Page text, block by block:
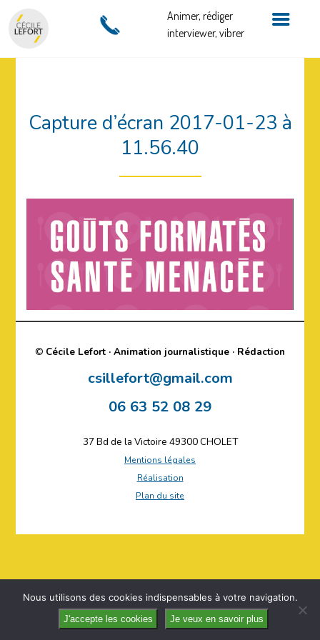
Capture d’écran 2017-01-23 à
11.56.40
© Cécile Lefort · Animation journalistique · Rédaction
csillefort@gmail.com
06 63 52 08 29
37 Bd de la Victoire 49300 CHOLET
Mentions légales
Réalisation
Plan du site
Animer, rédiger
interviewer, vibrer
Nous utilisons des cookies indispensables à votre navigation.
J'accepte les cookies Je veux en savoir plus